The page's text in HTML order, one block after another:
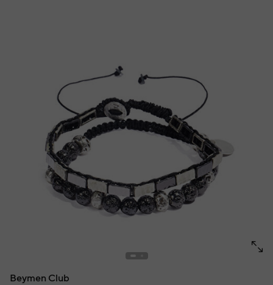
Beymen Club